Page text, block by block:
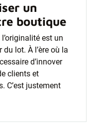
un
boutique
est un
lot. À l’ère où la
d’innover
clients et
C’est justement